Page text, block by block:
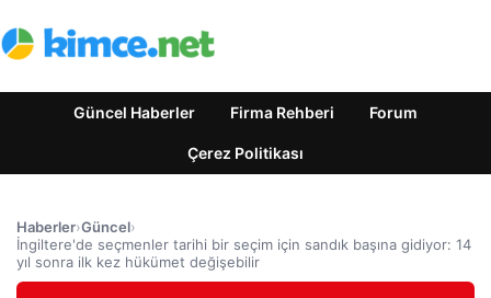
Güncel Haberler Firma Rehberi Forum
Çerez Politikası
Haberler›Güncel›
İngiltere'de seçmenler tarihi bir seçim için sandık başına gidiyor: 14
yıl sonra ilk kez hükümet değişebilir